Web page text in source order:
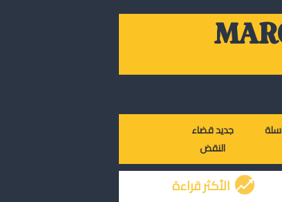
جديد قضاء
النقض
الأكثر قراءة